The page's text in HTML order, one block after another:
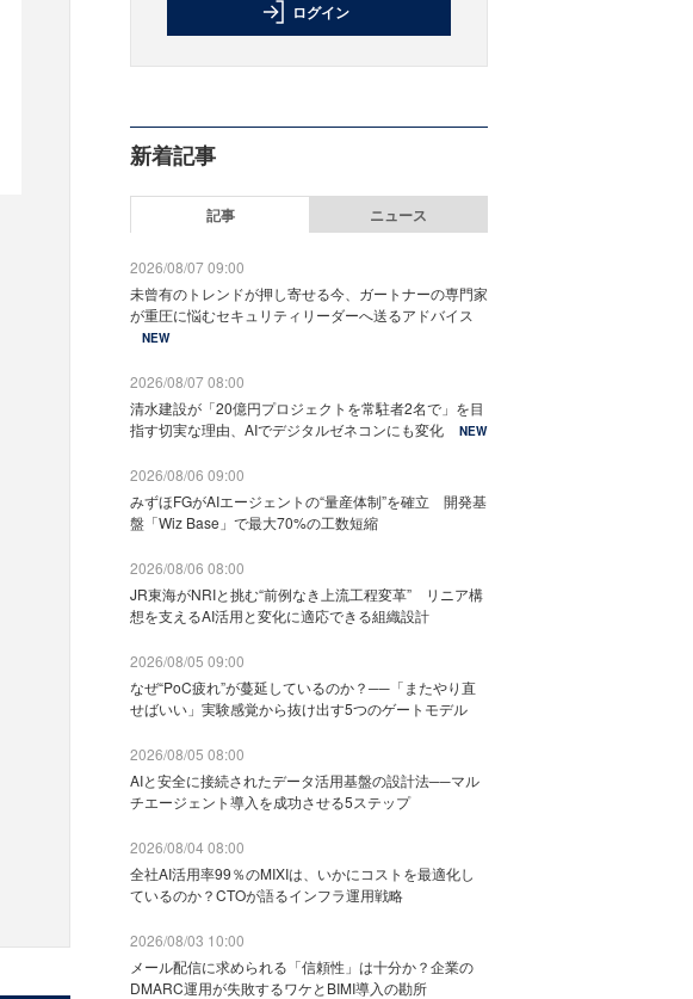
ログイン
新着記事
記事 ニュース
2026/08/07 09:00
未曾有のトレンドが押し寄せる今、ガートナーの専門家
が重圧に悩むセキュリティリーダーへ送るアドバイス
NEW
2026/08/07 08:00
清水建設が「20億円プロジェクトを常駐者2名で」を目
指す切実な理由、AIでデジタルゼネコンにも変化
NEW
2026/08/06 09:00
みずほFGがAIエージェントの“量産体制”を確立 開発基
盤「Wiz Base」で最大70%の工数短縮
2026/08/06 08:00
JR東海がNRIと挑む“前例なき上流工程変革” リニア構
想を支えるAI活用と変化に適応できる組織設計
2026/08/05 09:00
なぜ“PoC疲れ”が蔓延しているのか？──「またやり直
せばいい」実験感覚から抜け出す5つのゲートモデル
2026/08/05 08:00
AIと安全に接続されたデータ活用基盤の設計法──マル
チエージェント導入を成功させる5ステップ
2026/08/04 08:00
全社AI活用率99％のMIXIは、いかにコストを最適化し
ているのか？CTOが語るインフラ運用戦略
2026/08/03 10:00
メール配信に求められる「信頼性」は十分か？企業の
DMARC運用が失敗するワケとBIMI導入の勘所